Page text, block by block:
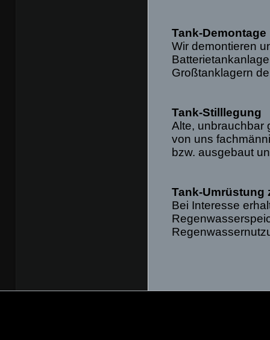
Tank-Demontage
Wir demontieren
Großtanklagern
Tank-Stilllegung
Alte, unbrauchbar
von uns
bzw. ausgebaut
Tank-Umrüstung
Bei Interesse